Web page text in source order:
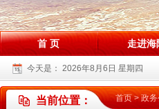
首 页 走进海
今天是： 2026年8月6日 星期四
当前位置： 首页>政